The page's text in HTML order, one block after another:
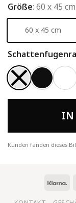
Größe: 60 x 45 cm
60 x 45 cm
IN
Kunden fanden dieses